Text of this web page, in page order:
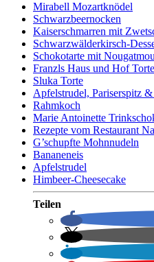
Mirabell Mozartknödel
Schwarzbeernocken
Kaiserschmarren mit
Schwarzwälderkirsch-
Schokotarte mit
Franzls Haus und Hof Torte
Sluka Torte
Apfelstrudel, Pariserspitz
Rahmkoch
Marie Antoinette
Rezepte vom Restaurant
G’schupfte Mohnnudeln
Bananeneis
Apfelstrudel
Himbeer-Cheesecake
Teilen